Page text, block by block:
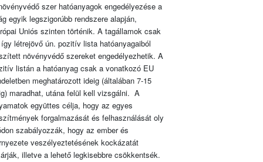
szer hatóanyagok engedélyezése a
egyik legszigorúbb rendszere alapján,
Uniós szinten történik. A tagállamok csak
létrejövő ún. pozitív lista hatóanyagaiból
növényvédő szereket engedélyezhetik. A
listán a hatóanyag csak a vonatkozó EU
meghatározott ideig (általában 7-15
maradhat, utána felül kell vizsgálni. A
együttes célja, hogy az egyes
forgalmazását és felhasználását oly
szabályozzák, hogy az ember és
veszélyeztetésének kockázatát
illetve a lehető legkisebbre csökkentsék.